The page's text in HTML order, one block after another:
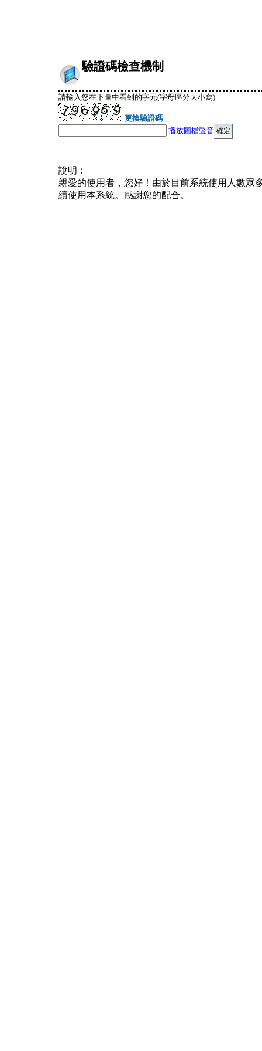
驗證碼檢查機制
請輸入您在下圖中看到的字元(字母區分大小寫)
更換驗證碼
播放圖檔聲音
說明︰
親愛的使用者，您好！由於目前系統使用人數眾
續使用本系統。感謝您的配合。